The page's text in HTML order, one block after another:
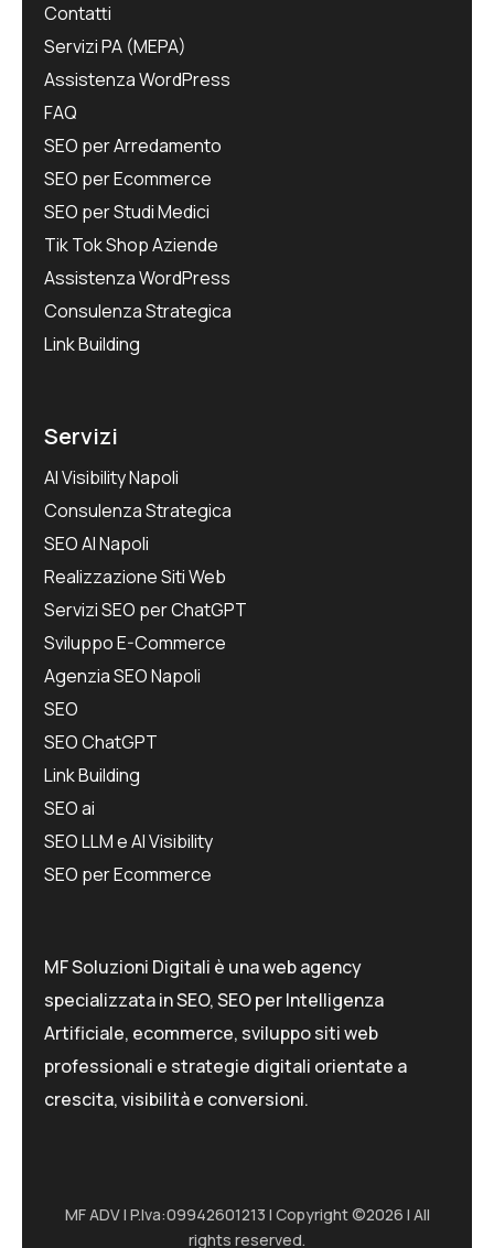
Contatti
Servizi PA (MEPA)
Assistenza WordPress
FAQ
SEO per Arredamento
SEO per Ecommerce
SEO per Studi Medici
Tik Tok Shop Aziende
Assistenza WordPress
Consulenza Strategica
Link Building
Servizi
AI Visibility Napoli
Consulenza Strategica
SEO AI Napoli
Realizzazione Siti Web
Servizi SEO per ChatGPT
Sviluppo E-Commerce
Agenzia SEO Napoli
SEO
SEO ChatGPT
Link Building
SEO ai
SEO LLM e AI Visibility
SEO per Ecommerce
MF Soluzioni Digitali è una web agency
specializzata in SEO, SEO per Intelligenza
Artificiale, ecommerce, sviluppo siti web
professionali e strategie digitali orientate a
crescita, visibilità e conversioni.
MF ADV I P.Iva:09942601213 I Copyright ©2026 I All
rights reserved.